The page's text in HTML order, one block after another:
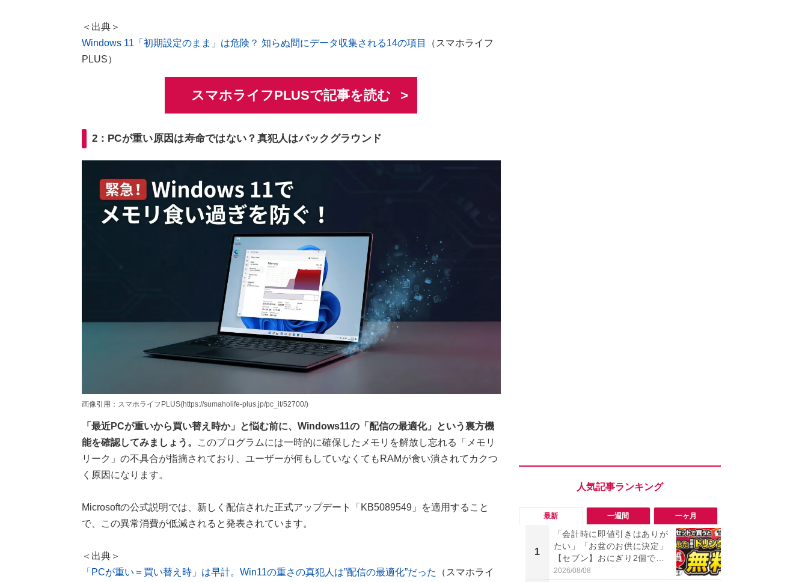
＜出典＞
Windows 11「初期設定のまま」は危険？ 知らぬ間にデータ収集される14の項目
（スマホライフ
PLUS）
スマホライフPLUSで記事を読む
2：PCが重い原因は寿命ではない？真犯人はバックグラウンド
画像引用：スマホライフPLUS(https://sumaholife-plus.jp/pc_it/52700/)
「最近PCが重いから買い替え時か」と悩む前に、Windows11の「配信の最適化」という裏方機
能を確認してみましょう。
このプログラムには一時的に確保したメモリを解放し忘れる「メモリ
リーク」の不具合が指摘されており、ユーザーが何もしていなくてもRAMが食い潰されてカクつ
く原因になります。
Microsoftの公式説明では、新しく配信された正式アップデート「KB5089549」を適用すること
で、この異常消費が低減されると発表されています。
＜出典＞
「PCが重い＝買い替え時」は早計。Win11の重さの真犯人は”配信の最適化”だった （スマホライ
最新 一週間 一ヶ月
1
「会計時に即値引きはありが
たい」「お盆のお供に決定」
【セブン】おにぎり2個でド
リンク1本が実質無料の神企
2026/08/08